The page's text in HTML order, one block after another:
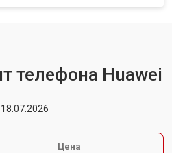
телефона Huawei
Цена